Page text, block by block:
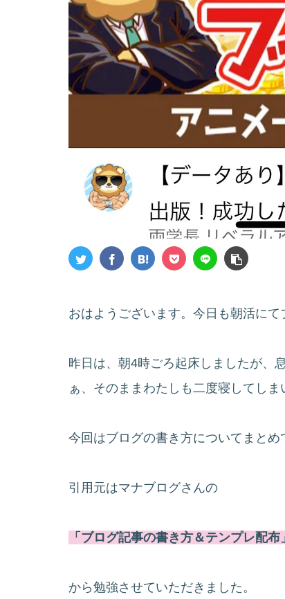
おはようございます。今日も朝活にて
昨日は、朝4時ごろ起床しましたが、
ぁ、そのままわたしも二度寝してしま
今回はブログの書き方についてまとめ
引用元はマナブログさんの
「ブログ記事の書き方＆テンプレ配布」
から勉強させていただきました。